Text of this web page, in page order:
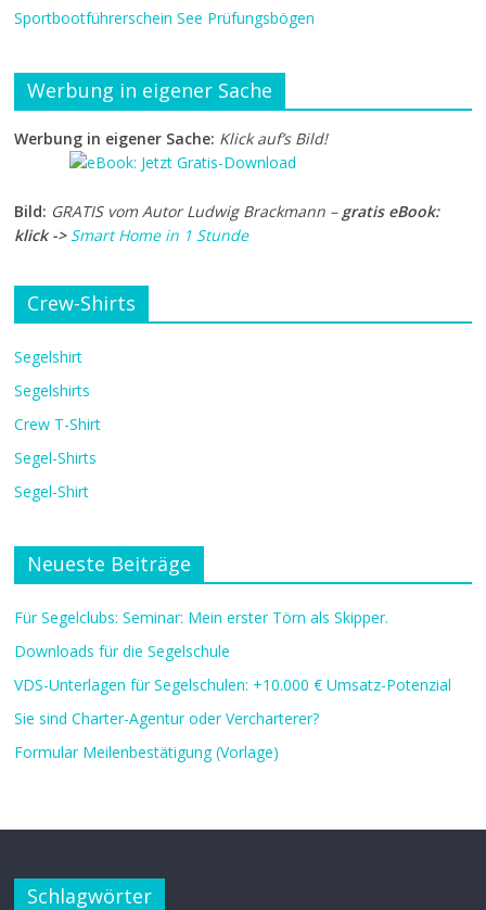
Sportbootführerschein See Prüfungsbögen
Werbung in eigener Sache
Werbung in eigener Sache: Klick auf’s Bild!
Bild: GRATIS vom Autor Ludwig Brackmann – gratis eBook:
klick -> Smart Home in 1 Stunde
Crew-Shirts
Segelshirt
Segelshirts
Crew T-Shirt
Segel-Shirts
Segel-Shirt
Neueste Beiträge
Für Segelclubs: Seminar: Mein erster Törn als Skipper.
Downloads für die Segelschule
VDS-Unterlagen für Segelschulen: +10.000 € Umsatz-Potenzial
Sie sind Charter-Agentur oder Vercharterer?
Formular Meilenbestätigung (Vorlage)
Schlagwörter